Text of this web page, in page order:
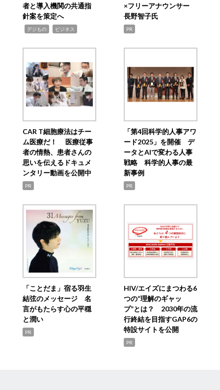
者と導入機関の共通指
針案を策定へ
デジもの ビジネス
×フリーアナウンサー
長野智子氏
PR
CAR T細胞療法はチー
ム医療だ！ 医療従事
者の情熱、患者さんの
思いを伝えるドキュメ
ンタリー動画を公開中
PR
「第4回科学的人事アワ
ード2025」を開催 デ
ータとAIで変わる人事
戦略 科学的人事の最
新事例
PR
「ことだま」宿る羽生
結弦のメッセージ 名
言がもたらす心の平穏
と潤い
PR
HIV/エイズにまつわる6
つの“理解のギャッ
プ”とは？ 2030年の流
行終結を目指すGAP6の
特設サイトを公開
PR